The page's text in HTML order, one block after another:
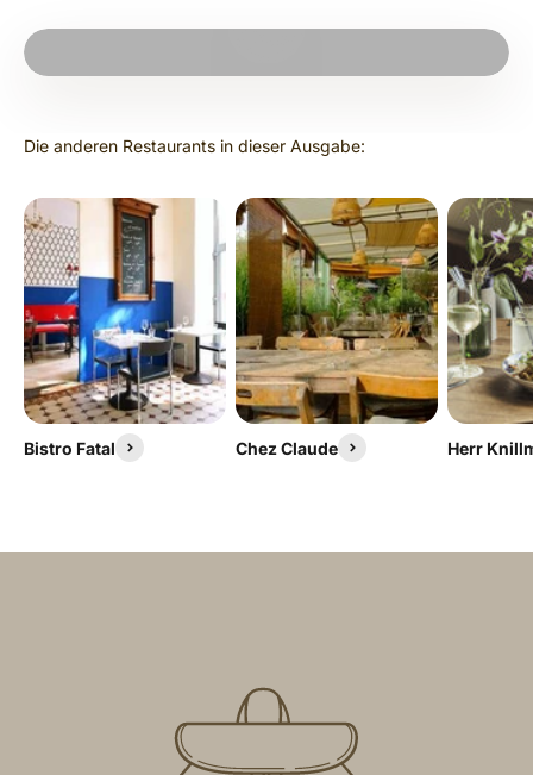
Bistro Fatal Chez Claude Herr